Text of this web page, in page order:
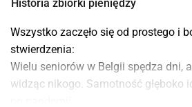
Historia zbiórki pieniędzy
Wszystko zaczęło się od prostego i
stwierdzenia:
Wielu seniorów w Belgii spędza dni,
widząc nikogo. Samotność głęboko